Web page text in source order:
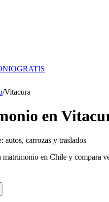
GRATIS
/Vitacura
en
autos, carrozas y traslados
matrimonio en Chile y compara